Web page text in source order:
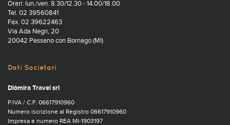
Orari: lun./ven. 8.30/12.30 - 14.00/18.00
Tel. 02 39560841
Fax. 02 39622463
Via Ada Negri, 20
20042 Pessano con Bornago (MI)
Dati Societari
Diòmira Travel srl
P.IVA / C.F. 06617910960
Numero iscrizione al Registro 06617910960
Impresa e numero REA MI-1903197